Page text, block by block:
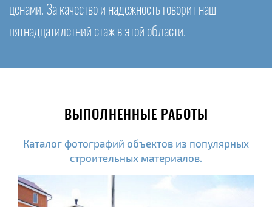
ценами. За качество и надежность говорит наш
пятнадцатилетний стаж в этой области.
ВЫПОЛНЕННЫЕ РАБОТЫ
Каталог фотографий объектов из популярных
строительных материалов.